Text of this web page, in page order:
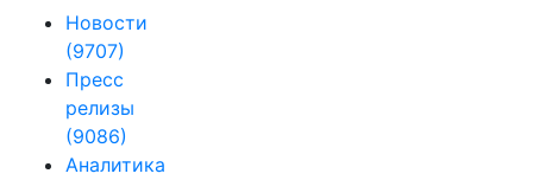
Новости
(9707)
Пресс
релизы
(9086)
Аналитика